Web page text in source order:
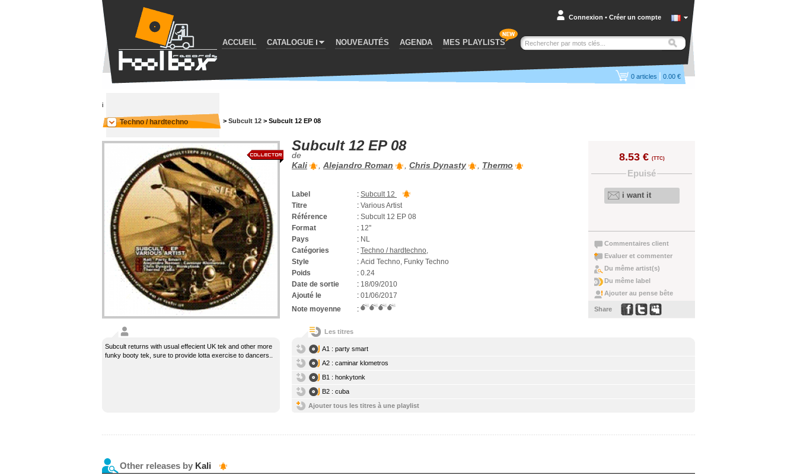
ACCUEIL CATALOGUE NOUVEAUTÉS AGENDA MES PLAYLISTS
Connexion • Créer un compte
0 articles | 0.00 €
i
Techno / hardtechno > Subcult 12 > Subcult 12 EP 08
Subcult 12 EP 08
de
Kali
, Alejandro Roman , Chris Dynasty , Thermo
Label : Subcult 12
Titre
: Various Artist
Référence
: Subcult 12 EP 08
Format
: 12''
Pays
: NL
Catégories
: Techno / hardtechno,
Style
: Acid Techno, Funky Techno
Poids
: 0.24
Date de sortie
: 18/09/2010
Ajouté le
: 01/06/2017
Note moyenne
:
8.53 € (TTC)
Epuisé
i want it
Commentaires client
Evaluer et commenter
Du même artist(s)
Du même label
Ajouter au pense bête
Share
Subcult returns with usual effecient UK tek and other more
funky booty tek, sure to provide lotta exercise to dancers..
Les titres
A1 : party smart
A2 : caminar klometros
B1 : honkytonk
B2 : cuba
Ajouter tous les titres à une playlist
Other releases by Kali